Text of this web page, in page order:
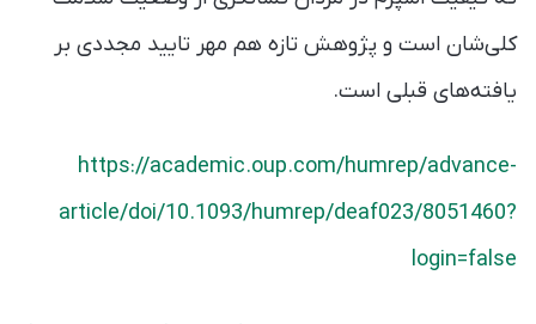
کلی‌شان است و پژوهش تازه هم مهر تایید مجددی بر
یافته‌های قبلی است.
https://academic.oup.com/humrep/advance-
article/doi/10.1093/humrep/deaf023/8051460?
login=false